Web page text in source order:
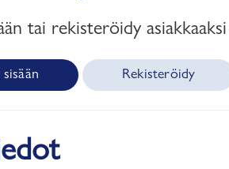
tai rekisteröidy
Rekisteröidy